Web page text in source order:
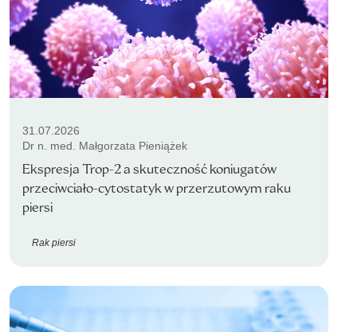
31.07.2026
Dr n. med. Małgorzata Pieniążek
Ekspresja Trop-2 a skuteczność koniugatów
przeciwciało-cytostatyk w przerzutowym raku
piersi
Rak piersi